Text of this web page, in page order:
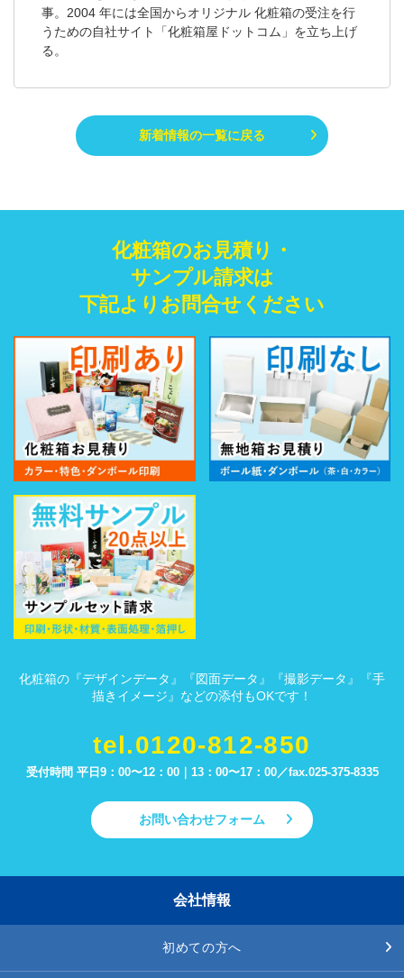
事。2004 年には全国からオリジナル 化粧箱の受注を行
うための自社サイト「化粧箱屋ドットコム」を立ち上げ
る。
新着情報の一覧に戻る
化粧箱のお見積り・
サンプル請求は
下記よりお問合せください
化粧箱の『デザインデータ』『図面データ』『撮影データ』『手
描きイメージ』などの添付もOKです！
tel.0120-812-850
受付時間 平日9：00〜12：00｜13：00〜17：00／fax.025-375-8335
お問い合わせフォーム
会社情報
初めての方へ